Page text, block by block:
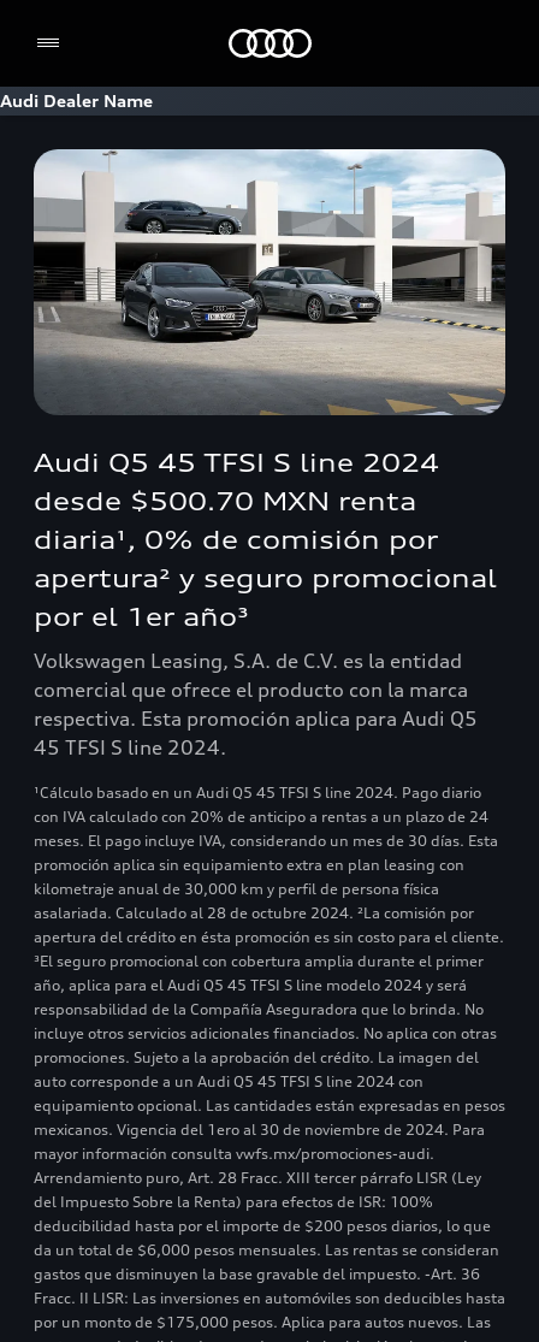
Audi Dealer Name
Audi Q5 45 TFSI S line 2024
desde $500.70 MXN renta
diaria¹, 0% de comisión por
apertura² y seguro promocional
por el 1er año³
Volkswagen Leasing, S.A. de C.V. es la entidad
comercial que ofrece el producto con la marca
respectiva. Esta promoción aplica para Audi Q5
45 TFSI S line 2024.
¹Cálculo basado en un Audi Q5 45 TFSI S line 2024. Pago diario
con IVA calculado con 20% de anticipo a rentas a un plazo de 24
meses. El pago incluye IVA, considerando un mes de 30 días. Esta
promoción aplica sin equipamiento extra en plan leasing con
kilometraje anual de 30,000 km y perfil de persona física
asalariada. Calculado al 28 de octubre 2024. ²La comisión por
apertura del crédito en ésta promoción es sin costo para el cliente.
³El seguro promocional con cobertura amplia durante el primer
año, aplica para el Audi Q5 45 TFSI S line modelo 2024 y será
responsabilidad de la Compañía Aseguradora que lo brinda. No
incluye otros servicios adicionales financiados. No aplica con otras
promociones. Sujeto a la aprobación del crédito. La imagen del
auto corresponde a un Audi Q5 45 TFSI S line 2024 con
equipamiento opcional. Las cantidades están expresadas en pesos
mexicanos. Vigencia del 1ero al 30 de noviembre de 2024. Para
mayor información consulta vwfs.mx/promociones-audi.
Arrendamiento puro, Art. 28 Fracc. XIII tercer párrafo LISR (Ley
del Impuesto Sobre la Renta) para efectos de ISR: 100%
deducibilidad hasta por el importe de $200 pesos diarios, lo que
da un total de $6,000 pesos mensuales. Las rentas se consideran
gastos que disminuyen la base gravable del impuesto. -Art. 36
Fracc. II LISR: Las inversiones en automóviles son deducibles hasta
por un monto de $175,000 pesos. Aplica para autos nuevos. Las